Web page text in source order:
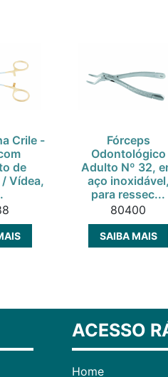
Crile -
de
Vídea,
Fórceps
Odontológico
Adulto Nº 32,
aço inoxidável,
para ressec...
80400
SAIBA MAIS
ACESSO
Home